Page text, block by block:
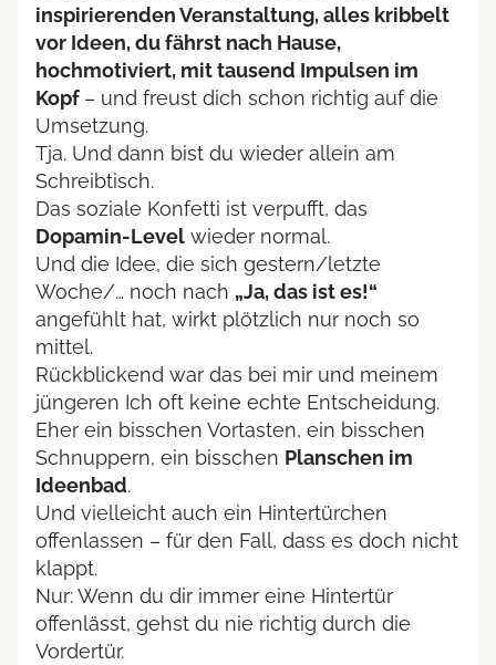
inspirierenden Veranstaltung, alles kribbelt
vor Ideen, du fährst nach Hause,
hochmotiviert, mit tausend Impulsen im
Kopf – und freust dich schon richtig auf die
Umsetzung.
Tja. Und dann bist du wieder allein am
Schreibtisch.
Das soziale Konfetti ist verpufft, das
Dopamin-Level wieder normal.
Und die Idee, die sich gestern/letzte
Woche/… noch nach „Ja, das ist es!“
angefühlt hat, wirkt plötzlich nur noch so
mittel.
Rückblickend war das bei mir und meinem
jüngeren Ich oft keine echte Entscheidung.
Eher ein bisschen Vortasten, ein bisschen
Schnuppern, ein bisschen Planschen im
Ideenbad.
Und vielleicht auch ein Hintertürchen
offenlassen – für den Fall, dass es doch nicht
klappt.
Nur: Wenn du dir immer eine Hintertür
offenlässt, gehst du nie richtig durch die
Vordertür.